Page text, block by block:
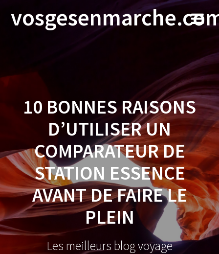
to
content
10 BONNES RAISONS
D’UTILISER UN
COMPARATEUR DE
STATION ESSENCE
AVANT DE FAIRE LE
PLEIN
Les meilleurs blog voyage